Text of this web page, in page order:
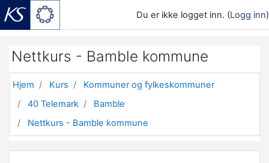
Du er ikke logget inn. (Logg inn)
Nettkurs - Bamble kommune
Hjem Kurs
Kommuner og fylkeskommuner
40 Telemark
Bamble
Nettkurs - Bamble kommune